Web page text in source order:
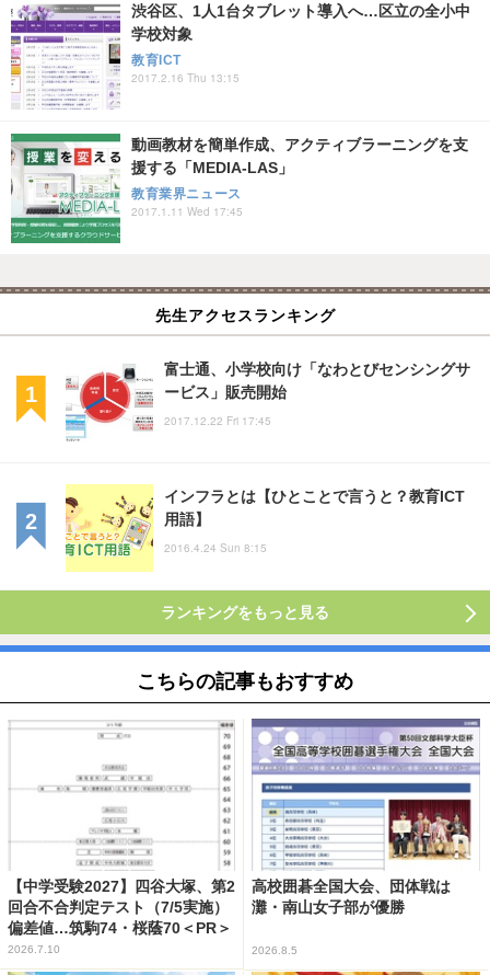
渋谷区、1人1台タブレット導入へ…区立の全小中
学校対象
教育ICT
2017.2.16 Thu 13:15
動画教材を簡単作成、アクティブラーニングを支
援する「MEDIA-LAS」
教育業界ニュース
2017.1.11 Wed 17:45
先生アクセスランキング
富士通、小学校向け「なわとびセンシングサ
ービス」販売開始
2017.12.22 Fri 17:45
インフラとは【ひとことで言うと？教育ICT
用語】
2016.4.24 Sun 8:15
ランキングをもっと見る
こちらの記事もおすすめ
【中学受験2027】四谷大塚、第2
回合不合判定テスト（7/5実施）
偏差値…筑駒74・桜蔭70＜PR＞
2026.7.10
高校囲碁全国大会、団体戦は
灘・南山女子部が優勝
2026.8.5